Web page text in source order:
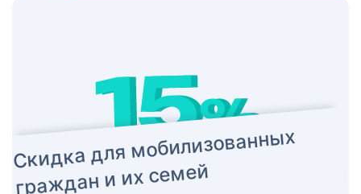
Скидка для мобилизованных
граждан и их семей